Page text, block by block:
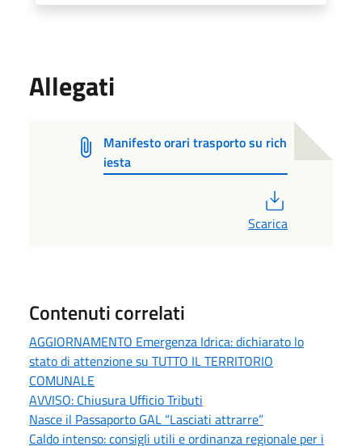
Allegati
Manifesto orari trasporto su rich
iesta
Scarica
Contenuti correlati
AGGIORNAMENTO Emergenza Idrica: dichiarato lo
stato di attenzione su TUTTO IL TERRITORIO
COMUNALE
AVVISO: Chiusura Ufficio Tributi
Nasce il Passaporto GAL “Lasciati attrarre”
Caldo intenso: consigli utili e ordinanza regionale per i